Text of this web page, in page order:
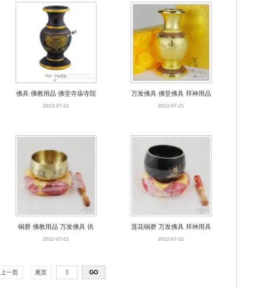
佛具 佛教用品 佛堂寺庙寺院
祠堂用品 佛前花瓶 8寸仿古
2012-07-21
万发佛具 佛堂佛具 拜神用品
批发 铜工艺品 佛堂用品 8寸
2012-07-21
铜磬 佛教用品 万发佛具 供
具 铜磬 4寸八吉祥日式精品
2012-07-21
莲花铜磬 万发佛具 拜神用具
铜工艺品 佛具批发 佛堂用品
2012-07-21
上一页 尾页